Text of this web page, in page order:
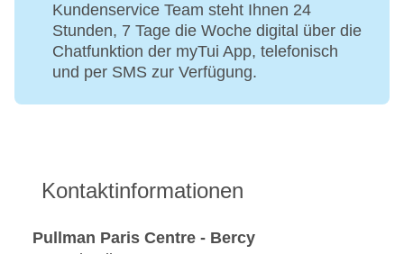
Kundenservice Team steht Ihnen 24
Stunden, 7 Tage die Woche digital über die
Chatfunktion der myTui App, telefonisch
und per SMS zur Verfügung.
Kontaktinformationen
Pullman Paris Centre - Bercy